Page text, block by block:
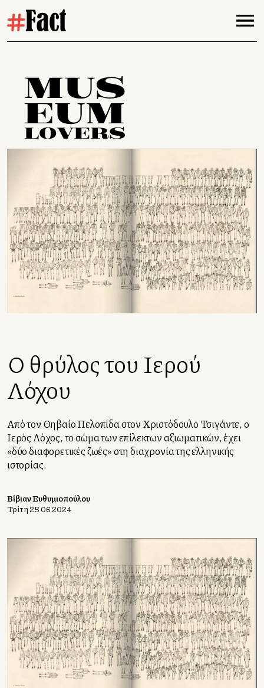
Ο θρύλος του Ιερού
Λόχου
Από τον Θηβαίο Πελοπίδα στον Χριστόδουλο Τσιγάντε, ο
Ιερός Λόχος, το σώμα των επίλεκτων αξιωματικών, έχει
«δύο διαφορετικές ζωές» στη διαχρονία της ελληνικής
ιστορίας.
Βίβιαν Ευθυμιοπούλου
Τρίτη 25 06 2024